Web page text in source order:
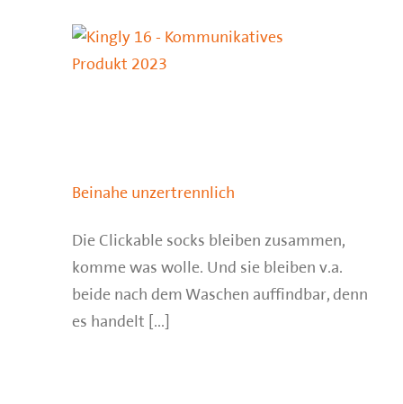
Beinahe unzertrennlich
Die Clickable socks bleiben zusammen,
komme was wolle. Und sie bleiben v.a.
beide nach dem Waschen auffindbar, denn
es handelt [...]